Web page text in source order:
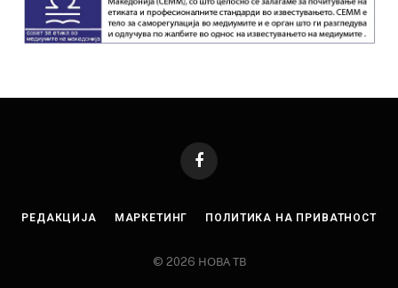
Facebook
РЕДАКЦИЈА МАРКЕТИНГ ПОЛИТИКА НА ПРИВАТНОСТ
© 2026 НОВА ТВ